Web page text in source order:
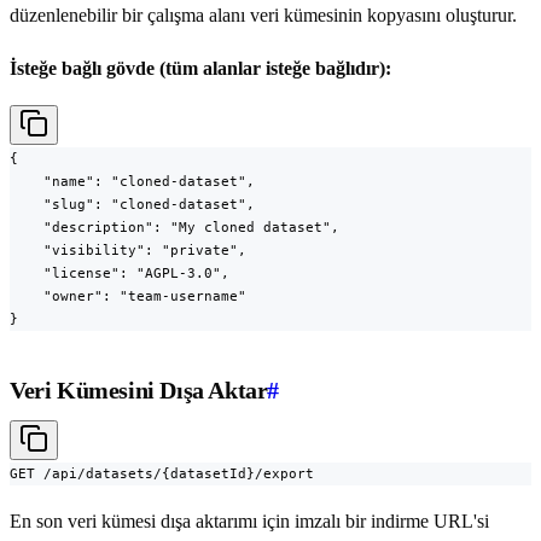
düzenlenebilir bir çalışma alanı veri kümesinin kopyasını oluşturur.
İsteğe bağlı gövde (tüm alanlar isteğe bağlıdır):
{
    "name": "cloned-dataset",
    "slug": "cloned-dataset",
    "description": "My cloned dataset",
    "visibility": "private",
    "license": "AGPL-3.0",
    "owner": "team-username"
}
Veri Kümesini Dışa Aktar#
GET /api/datasets/{datasetId}/export
En son veri kümesi dışa aktarımı için imzalı bir indirme URL'si